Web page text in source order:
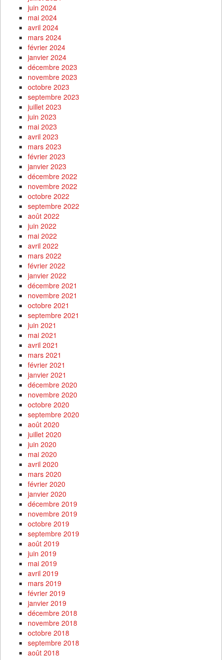
juin 2024
mai 2024
avril 2024
mars 2024
février 2024
janvier 2024
décembre 2023
novembre 2023
octobre 2023
septembre 2023
juillet 2023
juin 2023
mai 2023
avril 2023
mars 2023
février 2023
janvier 2023
décembre 2022
novembre 2022
octobre 2022
septembre 2022
août 2022
juin 2022
mai 2022
avril 2022
mars 2022
février 2022
janvier 2022
décembre 2021
novembre 2021
octobre 2021
septembre 2021
juin 2021
mai 2021
avril 2021
mars 2021
février 2021
janvier 2021
décembre 2020
novembre 2020
octobre 2020
septembre 2020
août 2020
juillet 2020
juin 2020
mai 2020
avril 2020
mars 2020
février 2020
janvier 2020
décembre 2019
novembre 2019
octobre 2019
septembre 2019
août 2019
juin 2019
mai 2019
avril 2019
mars 2019
février 2019
janvier 2019
décembre 2018
novembre 2018
octobre 2018
septembre 2018
août 2018